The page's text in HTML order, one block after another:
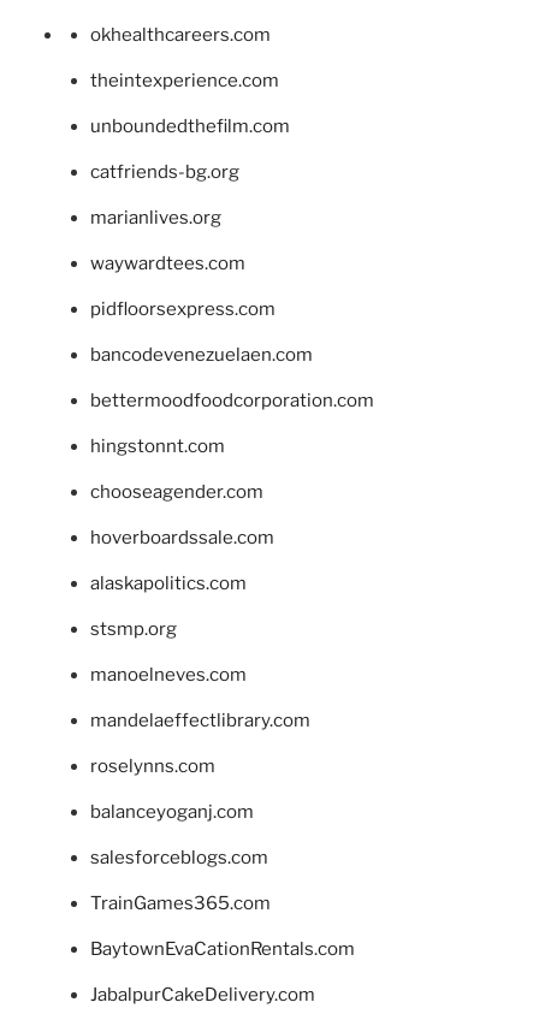
okhealthcareers.com
theintexperience.com
unboundedthefilm.com
catfriends-bg.org
marianlives.org
waywardtees.com
pidfloorsexpress.com
bancodevenezuelaen.com
bettermoodfoodcorporation.com
hingstonnt.com
chooseagender.com
hoverboardssale.com
alaskapolitics.com
stsmp.org
manoelneves.com
mandelaeffectlibrary.com
roselynns.com
balanceyoganj.com
salesforceblogs.com
TrainGames365.com
BaytownEvaCationRentals.com
JabalpurCakeDelivery.com